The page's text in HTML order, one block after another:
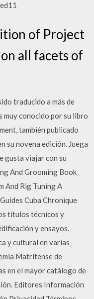
of Project
all facets of
traducido a más de
muy conocido por su libro
también publicado
su novena edición. Juega
gusta viajar con su
And Grooming Book
And Rig Tuning A
Cuba Chronique
títulos técnicos y
y ensayos.
y cultural en varias
Matritense de
en el mayor catálogo de
Editores Información